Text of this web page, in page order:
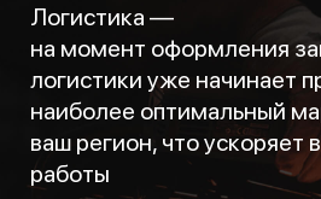
Логистика —
на момент оформления
логистики уже начинает
наиболее оптимальный
ваш регион, что ускоряет
работы